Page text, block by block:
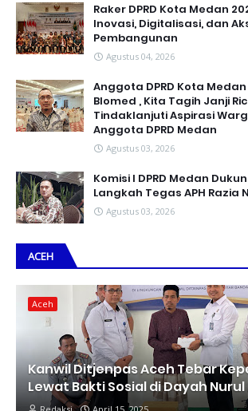
Raker DPRD Kota Medan
Inovasi, Digitalisasi, dan
Pembangunan
Agustus 04, 2026
Anggota DPRD Kota
Blomed , Kita Tagih Janji
Tindaklanjuti Aspirasi
Anggota DPRD Medan
Agustus 03, 2026
Komisi I DPRD Medan
Langkah Tegas APH Razia
Agustus 03, 2026
ACEH
Aceh
Kanwil Ditjenpas Aceh Tebar
Lewat Bakti Sosial di Dayah Nurul